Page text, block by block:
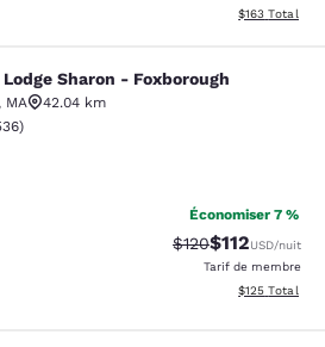
Afficher les
$163 Total
- Foxborough
Lodge Sharon - Foxborough
MA
42.04 km
Moyen. 536 commentaires
)
Économiser 7 %
Tarif barré :
$120Tarif réduit :
$112USD/nuit
Tarif de membre
Afficher les
$125 Total